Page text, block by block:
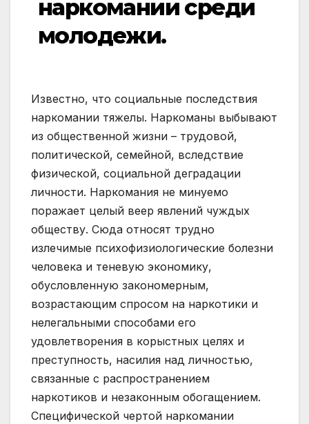
наркомании среди
молодежи.
Известно, что социальные последствия
наркомании тяжелы. Наркоманы выбывают
из общественной жизни – трудовой,
политической, семейной, вследствие
физической, социальной деградации
личности. Наркомания не минуемо
поражает целый веер явлений чуждых
обществу. Сюда относят трудно
излечимые психофизиологические болезни
человека и теневую экономику,
обусловленную закономерным,
возрастающим спросом на наркотики и
нелегальными способами его
удовлетворения в корыстных целях и
преступность, насилия над личностью,
связанные с распространением
наркотиков и незаконным обогащением.
Специфической чертой наркомании